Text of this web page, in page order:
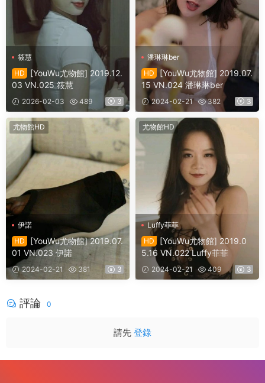
筱慧
HD
[YouWu尤物館] 2019.12.
03 VN.025 筱慧
2026-02-03 489 3
潘琳琳ber
HD
[YouWu尤物館] 2019.07.
15 VN.024 潘琳琳ber
2024-02-21 382 3
尤物館HD
伊諾
HD
[YouWu尤物館] 2019.07.
01 VN.023 伊諾
2024-02-21 381 3
尤物館HD
Luffy菲菲
HD
[YouWu尤物館] 2019.0
5.16 VN.022 Luffy菲菲
2024-02-21 409 3
評論 0
請先 登錄